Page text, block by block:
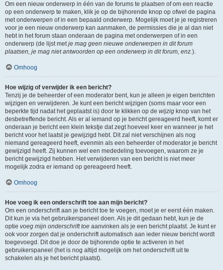
Om een nieuw onderwerp in één van de forums te plaatsen of om een reactie
op een onderwerp te maken, klik je op de bijhorende knop op ofwel de pagina
met onderwerpen of in een bepaald onderwerp. Mogelijk moet je je registreren
voor je een nieuw onderwerp kan aanmaken, de permissies die je al dan niet
hebt in het forum staan onderaan de pagina met onderwerpen of in een
onderwerp (de lijst metje mag geen nieuwe onderwerpen in dit forum
plaatsen, je mag niet antwoorden op een onderwerp in dit forum, enz.).
Omhoog
Hoe wijzig of verwijder ik een bericht?
Tenzij je de beheerder of een moderator bent, kun je alleen je eigen berichten
wijzigen en verwijderen. Je kunt een bericht wijzigen (soms maar voor een
beperkte tijd nadat het geplaatst is) door te klikken op de wijzig knop van het
desbetreffende bericht. Als er al iemand op je bericht gereageerd heeft, komt er
onderaan je bericht een klein tekstje dat zegt hoeveel keer en wanneer je het
bericht voor het laatst je gewijzigd hebt. Dit zal niet verschijnen als nog
niemand gereageerd heeft, evenmin als een beheerder of moderator je bericht
gewijzigd heeft. Zij kunnen wel een mededeling toevoegen, waarom ze je
bericht gewijzigd hebben. Het verwijderen van een bericht is niet meer
mogelijk zodra er iemand op gereageerd heeft.
Omhoog
Hoe voeg ik een onderschrift toe aan mijn bericht?
Om een onderschrift aan je bericht toe te voegen, moet je er eerst één maken.
Dit kun je via het gebruikerspaneel doen. Als je dit gedaan hebt, kun je de
optie voeg mijn onderschrift toe aanvinken als je een bericht plaatst. Je kunt er
ook voor zorgen dat je onderschrift automatisch aan ieder nieuw bericht wordt
toegevoegd. Dit doe je door de bijhorende optie te activeren in het
gebruikerspaneel (het is nog altijd mogelijk om het onderschrift uit te
schakelen als je het bericht plaatst).